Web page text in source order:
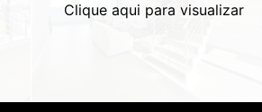
Clique aqui para visualizar